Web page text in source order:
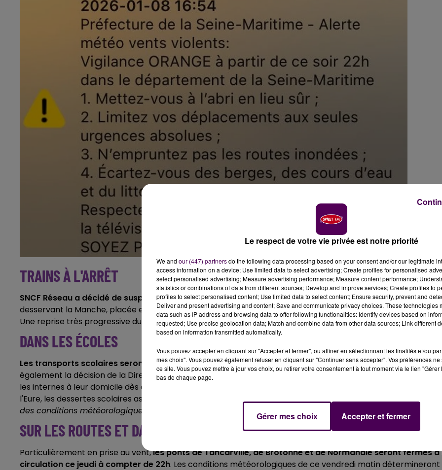
TRAINS À L'ARRÊT
SNCF Réseau a décidé de suspendre progressivement la circulation sur les rails.Dès 19h pour les lignes
desservant la Manche, placée en
"vigilance rouge", puisà partir de 22h sur l'ensemble des axes normands.
Une reprise très progressive du trafic est annoncée pour l'après-midi de ce vendredi 9 janvier.
DANS LES ÉCOLES
Les transports scolaires seront à l'arrêt ce vendredi 9 janvier en Seine-Maritime. Les autorités
également la décision de la Direction des services départementaux de l’Education nationale de renvoyer tous
les internes à leur domicile dès ce jeudi après-midi et de fermer les écoles, collèges, lycées et universités.
l'Eure, les dessertes scolaires assurées par le Conseil régional de Normandie seront maintenues,"sous réserve
des conditions météorologiques"
, et les établissement scolaires resteront ouverts.
SUR LES ROUTES ET DANS LES TRANSPORTS
Particulièrement en prise au vent,les ponts de Tancarville, de Brotonne et de Normandie seront fermés à
circulation ce jeudi à compter de 22h. Les conditions météorologiques de ce vendredi matin détermineront
Le respect de votre vie privée est notre priorité
We and our (447) partnersdo the following data processing based on your consent and/or our legitimate
access information on a device; Use limited data to select advertising; Create profiles for personalised
select personalised advertising; Measure advertising performance; Measure content performance;
statistics or combinations of data from different sources; Develop and improve services; Create profiles to
profiles to select personalised content; Use limited data to select content; Ensure security, prevent and
Deliver and present advertising and content; Save and communicate privacy choices. These technologies
data such as IP address and browsing data to offer following functionalities: Identify devices based on
requested; Use precise geolocation data; Match and combine data from other data sources; Link different
based on information transmitted automatically.
Vous pouvez accepter en cliquant sur "Accepter et fermer", ou affiner en sélectionnant les finalités et/ou
mes choix". Vous pouvez également refuser en cliquant sur "Continuer sans accepter". Vos préférences
ce site. Vous pouvez mettre à jour vos choix, ou retirer votre consentement à tout moment via le lien
bas de chaque page.
Gérer mes choix Accepter et fermer